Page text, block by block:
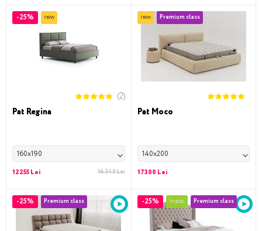
-25% new
(2)
Pat Regina
160x190
12255 Lei 16 340 Lei
new Premium class
Pat Moco
140x200
17300 Lei
-25% Premium class -25% în stoc Premium class